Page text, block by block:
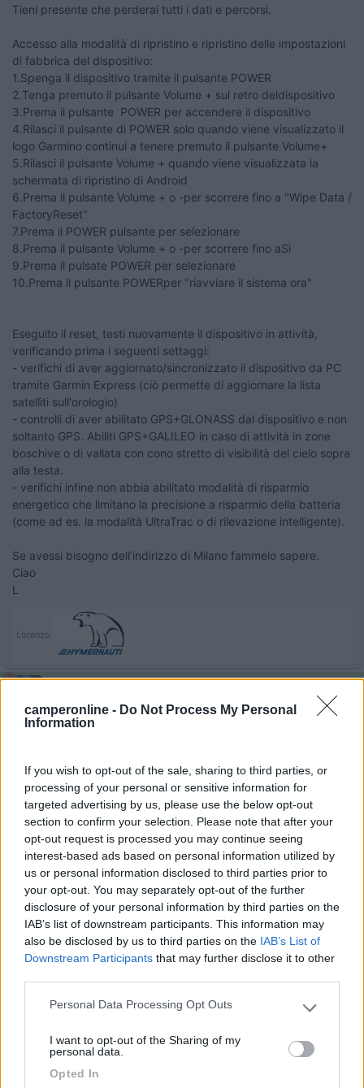
camperonline - Do Not Process My Personal
Information
If you wish to opt-out of the sale, sharing to third parties, or
processing of your personal or sensitive information for
targeted advertising by us, please use the below opt-out
section to confirm your selection. Please note that after your
opt-out request is processed you may continue seeing
interest-based ads based on personal information utilized by
us or personal information disclosed to third parties prior to
your opt-out. You may separately opt-out of the further
disclosure of your personal information by third parties on the
IAB’s list of downstream participants. This information may
also be disclosed by us to third parties on the IAB’s List of
Downstream Participants that may further disclose it to other
Please note that this website/app uses one or more Google
not limited to your visit or usage behaviour. You may click to
grant or deny consent to Google and its third-party tags to
use your data for below specified purposes in below Google
Personal Data Processing Opt Outs
I want to opt-out of the Sharing of my
personal data.
Opted In
Tieni presente che perderai tutti i dati e percorsi.
Accesso alla modalità di ripristino e ripristino delle impostazioni
di fabbrica del dispositivo:
1.Spenga il dispositivo tramite il pulsante POWER
2.Tenga premuto il pulsante Volume + sul retro deldispositivo
3.Prema il pulsante POWER per accendere il dispositivo
4.Rilasci il pulsante di POWER solo quando viene visualizzato il
logo Garmino continui a tenere premuto il pulsante Volume+
5.Rilasci il pulsante Volume + quando viene visualizzata la
schermata di ripristino di Android
6.Prema il pulsante Volume + o -per scorrere fino a "Wipe Data /
FactoryReset"
7.Prema il POWER pulsante per selezionare
8.Prema il pulsante Volume + o -per scorrere fino aSì
9.Prema il pulsate POWER per selezionare
10.Prema il pulsante POWERper "riavviare il sistema ora"
Eseguito il reset, testi nuovamente il dispositivo in attività,
verificando prima i seguenti settaggi:
- verifichi di aver aggiornato/sincronizzato il dispositivo da PC
tramite Garmin Express (ciò permette di aggiornare la lista
satelliti sull'orologio)
- controlli di aver abilitato GPS+GLONASS dal dispositivo e non
soltanto GPS. Abiliti GPS+GALILEO in caso di attività in zone
boschive o di vallata con cono stretto di visibilità del cielo sopra
alla testa.
- verifichi infine non abbia abilitato modalità di risparmio
energetico che limitano la precisione a risparmio della batteria
(come ad es. la modalità UltraTrac o di rilevazione intelligente).
Se avessi bisogno dell’indirizzo di Milano fammelo sapere.
Ciao
L
Lorenzo
10 giorgioste
5069
Inserito il20/11/2023
ho avuto un problema col 795 (ed effettivamente i Garmin
precedenti mi sembravano più affidabili), mi hanno aperto la
pratica, gliel'ho spedito (a loro spese) e dopo poco me ne
hanno tornato uno nuovo.
Anche se il reset funzionasse, visto che è nuovo nuovo, lo farei
fare a loro.
Il dubbio è l'inizio della conoscenza.
naldorm
Inserito il20/11/2023 alle: 10:59:58
Fernando
impiegatodel...